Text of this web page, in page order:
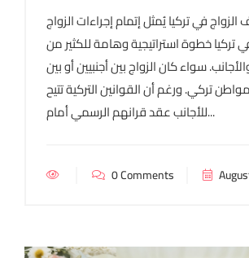
في تركيا يُمثل إتمام إجراءات الزواج
تركيا خطوة استراتيجية وهامة للكثير من
سواء كان الزواج بين أجنبيين أو بين
تركي. ورغم أن القوانين التركية تتيح
للأجانب عقد قرانهم الرسمي أمام...
0 Comments